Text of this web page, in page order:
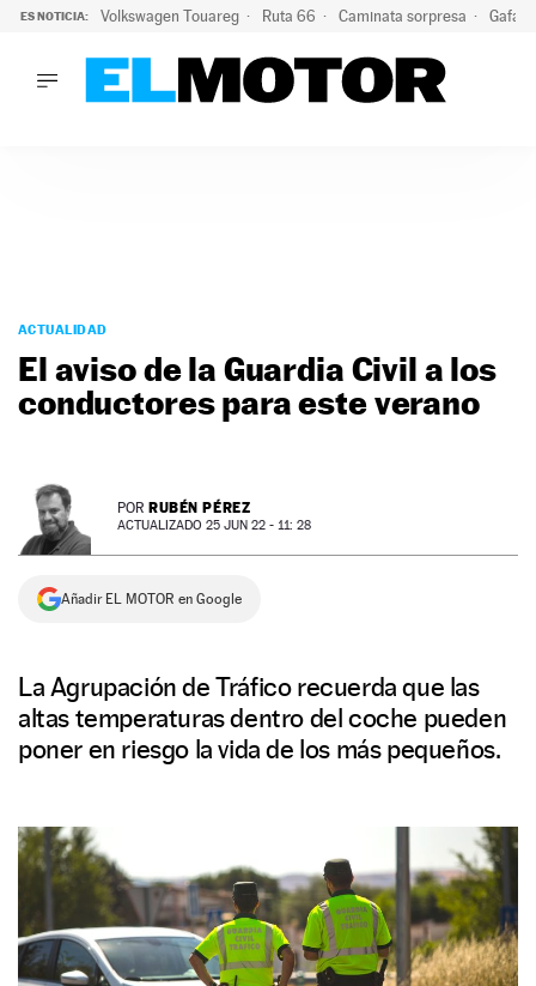
ES NOTICIA: Volkswagen Touareg Ruta 66 Caminata sorpresa Gafas
PODCAST
MOTOS
TECNOLOGÍA
PREMIOS
SERVICIOS
ACTUALIDAD
El aviso de la Guardia Civil a los
conductores para este verano
POR RUBÉN PÉREZ
ACTUALIZADO 25 JUN 22 - 11: 28
Añadir EL MOTOR en Google
La Agrupación de Tráfico recuerda que las
altas temperaturas dentro del coche pueden
poner en riesgo la vida de los más pequeños.